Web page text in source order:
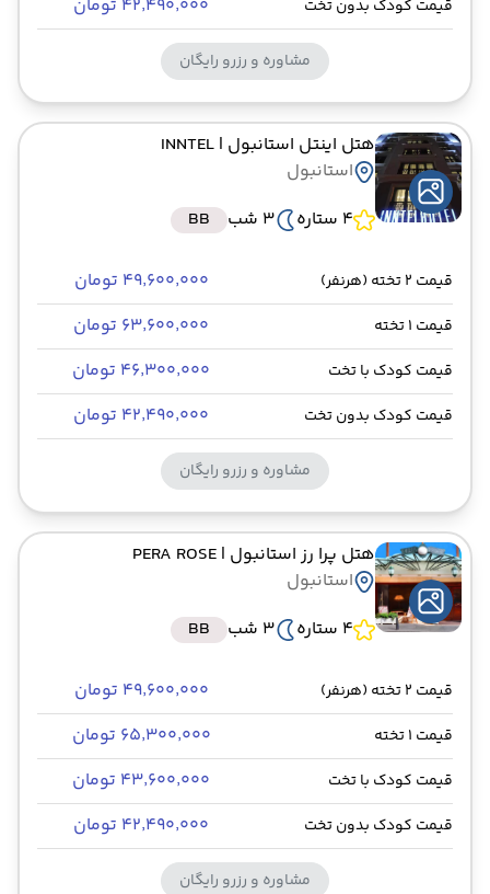
قیمت کودک بدون تخت ۴۲٬۴۹۰٬۰۰۰ تومان
مشاوره و رزرو رایگان
هتل اینتل استانبول | INNTEL
استانبول
4 ستاره
3 شب BB
قیمت 2 تخته (هرنفر) ۴۹٬۶۰۰٬۰۰۰ تومان
قیمت 1 تخته ۶۳٬۶۰۰٬۰۰۰ تومان
قیمت کودک با تخت ۴۶٬۳۰۰٬۰۰۰ تومان
قیمت کودک بدون تخت ۴۲٬۴۹۰٬۰۰۰ تومان
مشاوره و رزرو رایگان
هتل پرا رز استانبول | PERA ROSE
استانبول
4 ستاره
3 شب BB
قیمت 2 تخته (هرنفر) ۴۹٬۶۰۰٬۰۰۰ تومان
قیمت 1 تخته ۶۵٬۳۰۰٬۰۰۰ تومان
قیمت کودک با تخت ۴۳٬۶۰۰٬۰۰۰ تومان
قیمت کودک بدون تخت ۴۲٬۴۹۰٬۰۰۰ تومان
مشاوره و رزرو رایگان